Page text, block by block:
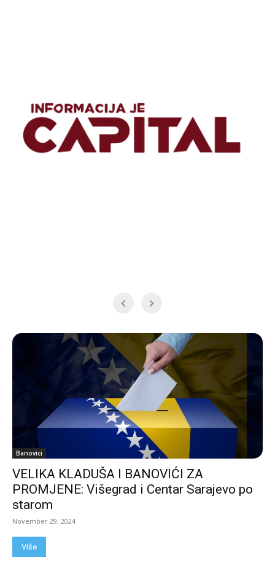
Banovici
VELIKA KLADUŠA I BANOVIĆI ZA
PROMJENE: Višegrad i Centar Sarajevo po
starom
November 29, 2024
Više